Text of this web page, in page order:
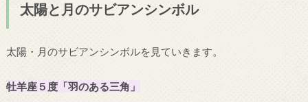
太陽と月のサビアンシンボル
太陽・月のサビアンシンボルを見ていきます。
牡羊座５度「羽のある三角」